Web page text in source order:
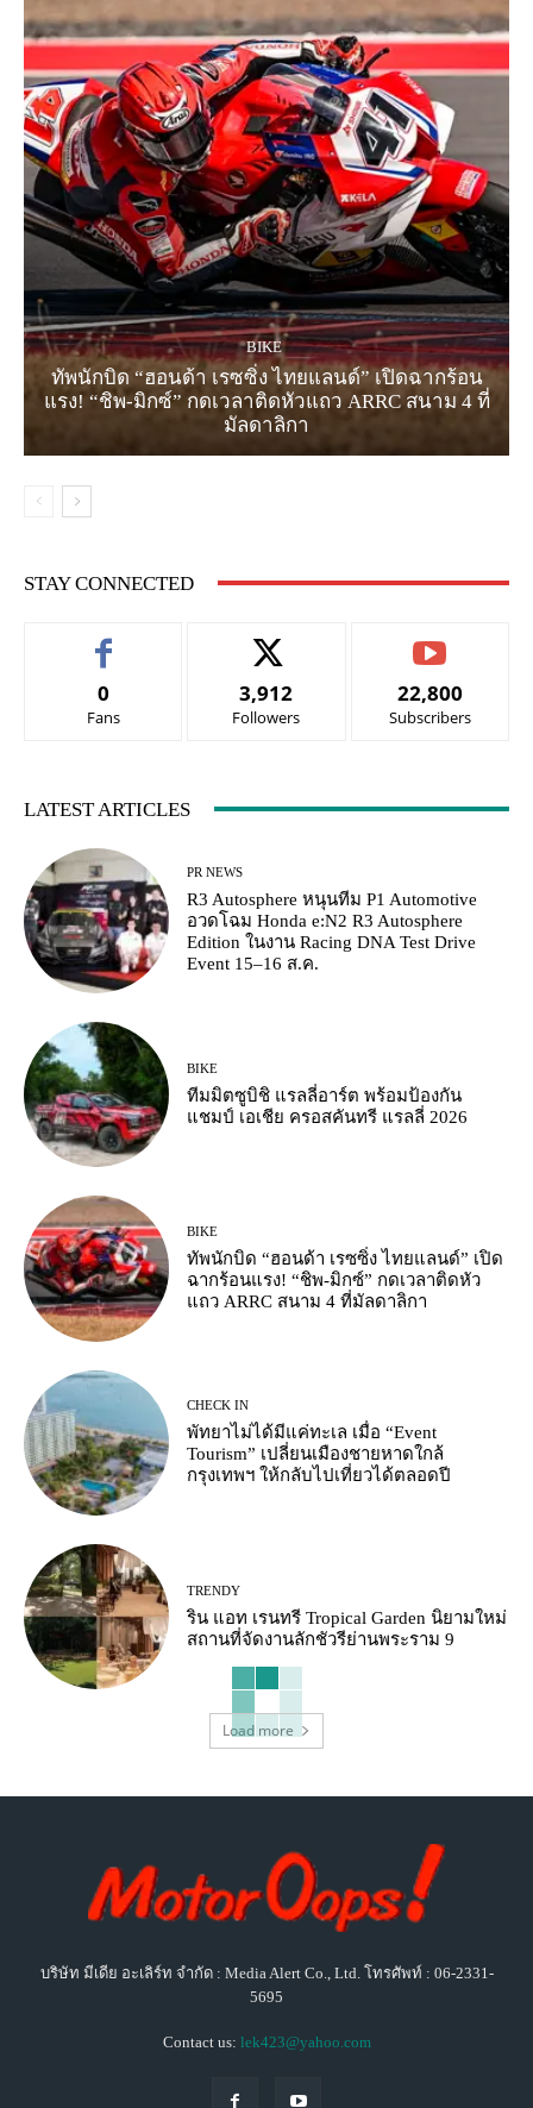
BIKE
ทัพนักบิด “ฮอนด้า เรซซิ่ง ไทยแลนด์” เปิดฉากร้อน
แรง! “ชิพ-มิกซ์” กดเวลาติดหัวแถว ARRC สนาม 4 ที่
มัลดาลิกา
STAY CONNECTED
0
Fans
3,912
Followers
22,800
Subscribers
LATEST ARTICLES
PR NEWS
R3 Autosphere หนุนทีม P1 Automotive
อวดโฉม Honda e:N2 R3 Autosphere
Edition ในงาน Racing DNA Test Drive
Event 15–16 ส.ค.
BIKE
ทีมมิตซูบิชิ แรลลี่อาร์ต พร้อมป้องกัน
แชมป์ เอเชีย ครอสคันทรี แรลลี่ 2026
BIKE
ทัพนักบิด “ฮอนด้า เรซซิ่ง ไทยแลนด์” เปิด
ฉากร้อนแรง! “ชิพ-มิกซ์” กดเวลาติดหัว
แถว ARRC สนาม 4 ที่มัลดาลิกา
CHECK IN
พัทยาไม่ได้มีแค่ทะเล เมื่อ “Event
Tourism” เปลี่ยนเมืองชายหาดใกล้
กรุงเทพฯ ให้กลับไปเที่ยวได้ตลอดปี
TRENDY
ริน แอท เรนทรี Tropical Garden นิยามใหม่
สถานที่จัดงานลักชัวรีย่านพระราม 9
Load more
บริษัท มีเดีย อะเลิร์ท จำกัด : Media Alert Co., Ltd. โทรศัพท์ : 06-2331-
5695
Contact us: lek423@yahoo.com